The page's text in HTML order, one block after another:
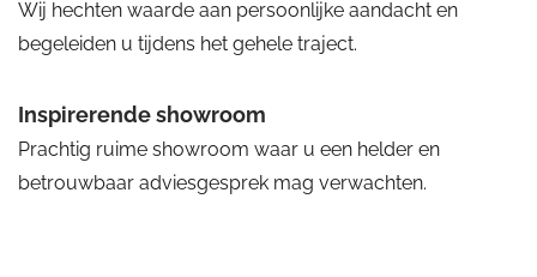
Wij hechten waarde aan persoonlijke aandacht en
begeleiden u tijdens het gehele traject.
Inspirerende showroom
Prachtig ruime showroom waar u een helder en
betrouwbaar adviesgesprek mag verwachten.